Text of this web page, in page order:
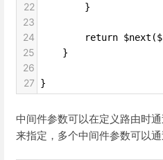
22
        }
23
24
return
25
    }
26
27
}
中间件参数可以在定义路由时
来指定，多个中间件参数可以通